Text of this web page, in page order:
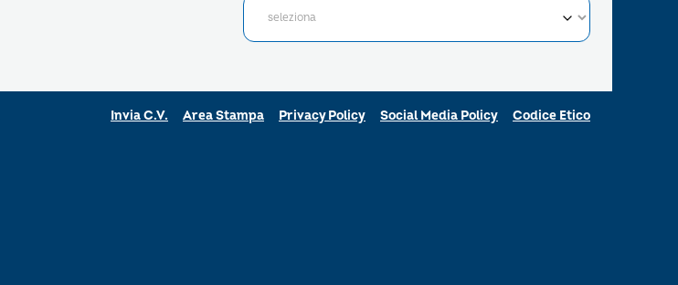
Invia C.V. Area Stampa Privacy Policy Social Media Policy Codice Etico